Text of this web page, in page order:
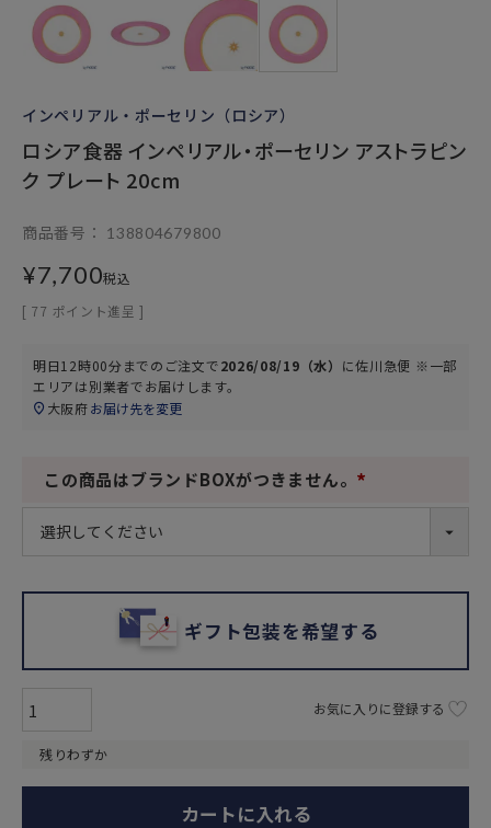
インペリアル・ポーセリン（ロシア）
ロシア食器 インペリアル・ポーセリン アストラピン
ク プレート 20cm
商品番号 138804679800
¥7,700税込
[ 77 ポイント進呈 ]
明日12時00分までのご注文で2026/08/19（水） に佐川急便 ※一部
エリアは別業者でお届けします。
大阪府お届け先を変更
この商品はブランドBOXがつきません。
ギフト包装を希望する
残りわずか
お気に入りに登録する
カートに入れる